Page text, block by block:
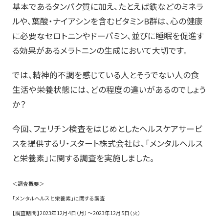
基本であるタンパク質に加え、たとえば鉄などのミネラ
ルや、葉酸・ナイアシンを含むビタミンB群は、心の健康
に必要なセロトニンやドーパミン、並びに睡眠を促進す
る効果があるメラトニンの生成において大切です。
では、精神的不調を感じている人とそうでない人の食
生活や栄養状態には、どの程度の違いがあるのでしょう
か？
今回、フェリチン検査をはじめとしたヘルスケアサービ
スを提供するリ・スタート株式会社は、「メンタルヘルス
と栄養素」に関する調査を実施しました。
＜調査概要＞
「メンタルヘルスと栄養素」に関する調査
【調査期間】2023年12月4日（月）～2023年12月5日（火）